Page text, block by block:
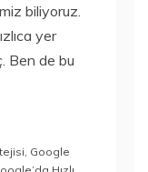
biliyoruz.
yer
Ben de bu
, Google